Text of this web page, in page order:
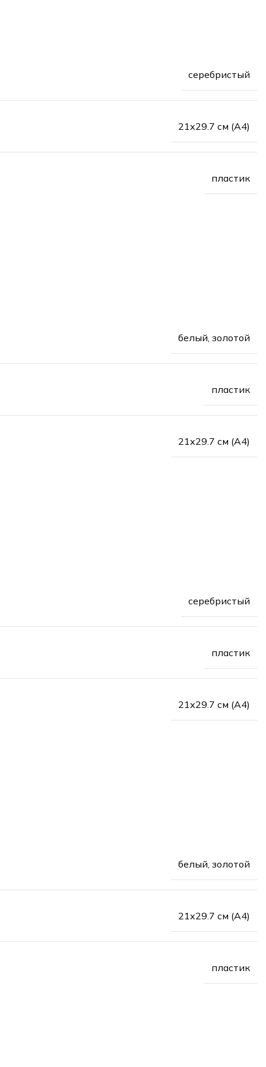
серебристый
21х29.7 см (А4)
пластик
белый, золотой
пластик
21х29.7 см (А4)
серебристый
пластик
21х29.7 см (А4)
белый, золотой
21х29.7 см (А4)
пластик